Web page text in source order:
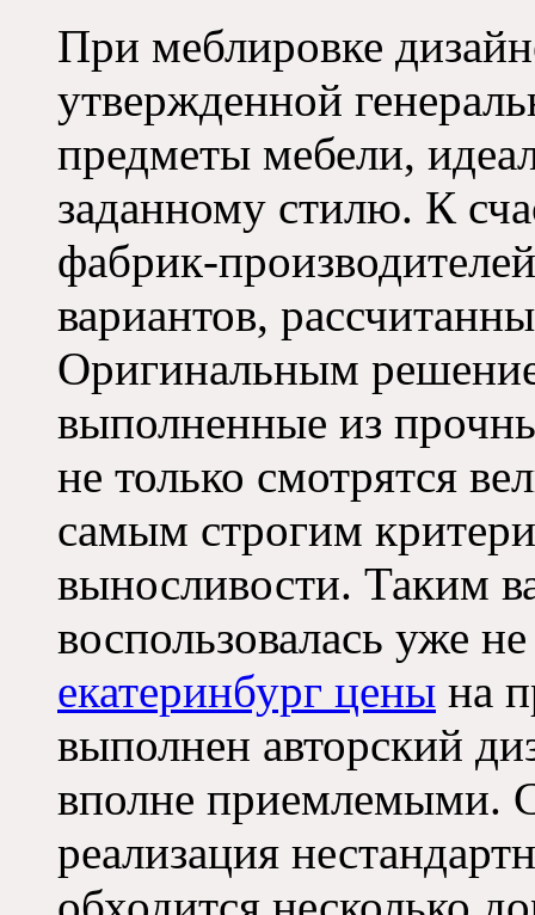
При меблировке
утвержденной
предметы мебели,
заданному стилю. К
фабрик-
вариантов,
Оригинальным
выполненные из
не только смотрятся
самым строгим
выносливости. Таким
воспользовалась уже
екатеринбург цены на
выполнен авторский
вполне приемлемыми.
реализация